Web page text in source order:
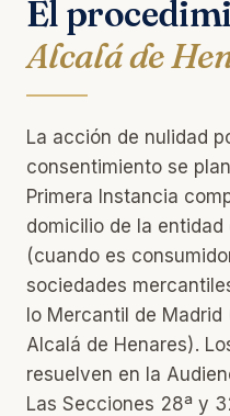
El
Alcalá de
La acción de nulidad
consentimiento se
Primera Instancia
domicilio de la
(cuando es
sociedades
lo Mercantil de
Alcalá de Henares).
resuelven en la
Las Secciones 28ª y